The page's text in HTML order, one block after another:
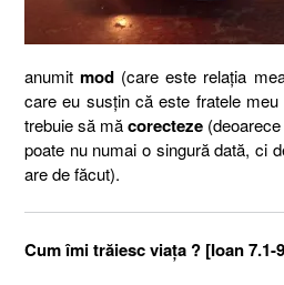
anumitmod (care este relaţia
care eu susţin că este fratele
trebuie să măcorecteze
poate nu numai o singură dată, ci
are de făcut).
Cum îmi trăiesc viaţa ? [Ioan 7.1-